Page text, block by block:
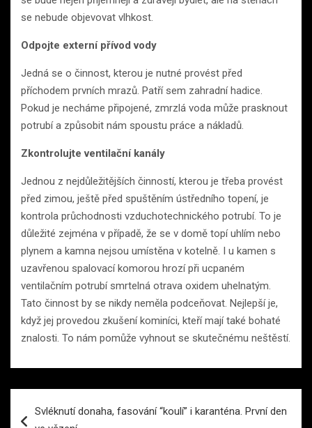
se nebude objevovat vlhkost.
Odpojte externí přívod vody
Jedná se o činnost, kterou je nutné provést před
příchodem prvních mrazů. Patří sem zahradní hadice.
Pokud je necháme připojené, zmrzlá voda může prasknout
potrubí a způsobit nám spoustu práce a nákladů.
Zkontrolujte ventilační kanály
Jednou z nejdůležitějších činností, kterou je třeba provést
před zimou, ještě před spuštěním ústředního topení, je
kontrola průchodnosti vzduchotechnického potrubí. To je
důležité zejména v případě, že se v domě topí uhlím nebo
plynem a kamna nejsou umístěna v kotelně. I u kamen s
uzavřenou spalovací komorou hrozí při ucpaném
ventilačním potrubí smrtelná otrava oxidem uhelnatým.
Tato činnost by se nikdy neměla podceňovat. Nejlepší je,
když jej provedou zkušení kominíci, kteří mají také bohaté
znalosti. To nám pomůže vyhnout se skutečnému neštěstí.
proSvléknutí donaha, fasování “koulí” i karanténa. První den